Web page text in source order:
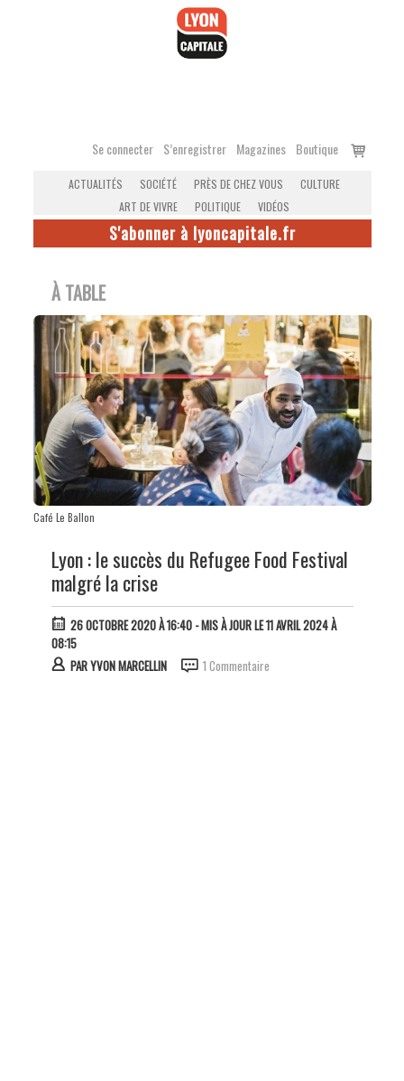
Se connecter S’enregistrer Magazines Boutique
Voir
ACTUALITÉS SOCIÉTÉ PRÈS DE CHEZ VOUS
CULTURE
ART DE VIVRE
POLITIQUE VIDÉOS
S'abonner à lyoncapitale.fr
À TABLE
Café Le Ballon
Lyon : le succès du Refugee Food Festival
malgré la crise
26 OCTOBRE 2020 À 16:40- MIS À JOUR LE 11 AVRIL 2024 À
08:15
PARYVON MARCELLIN 1 Commentaire